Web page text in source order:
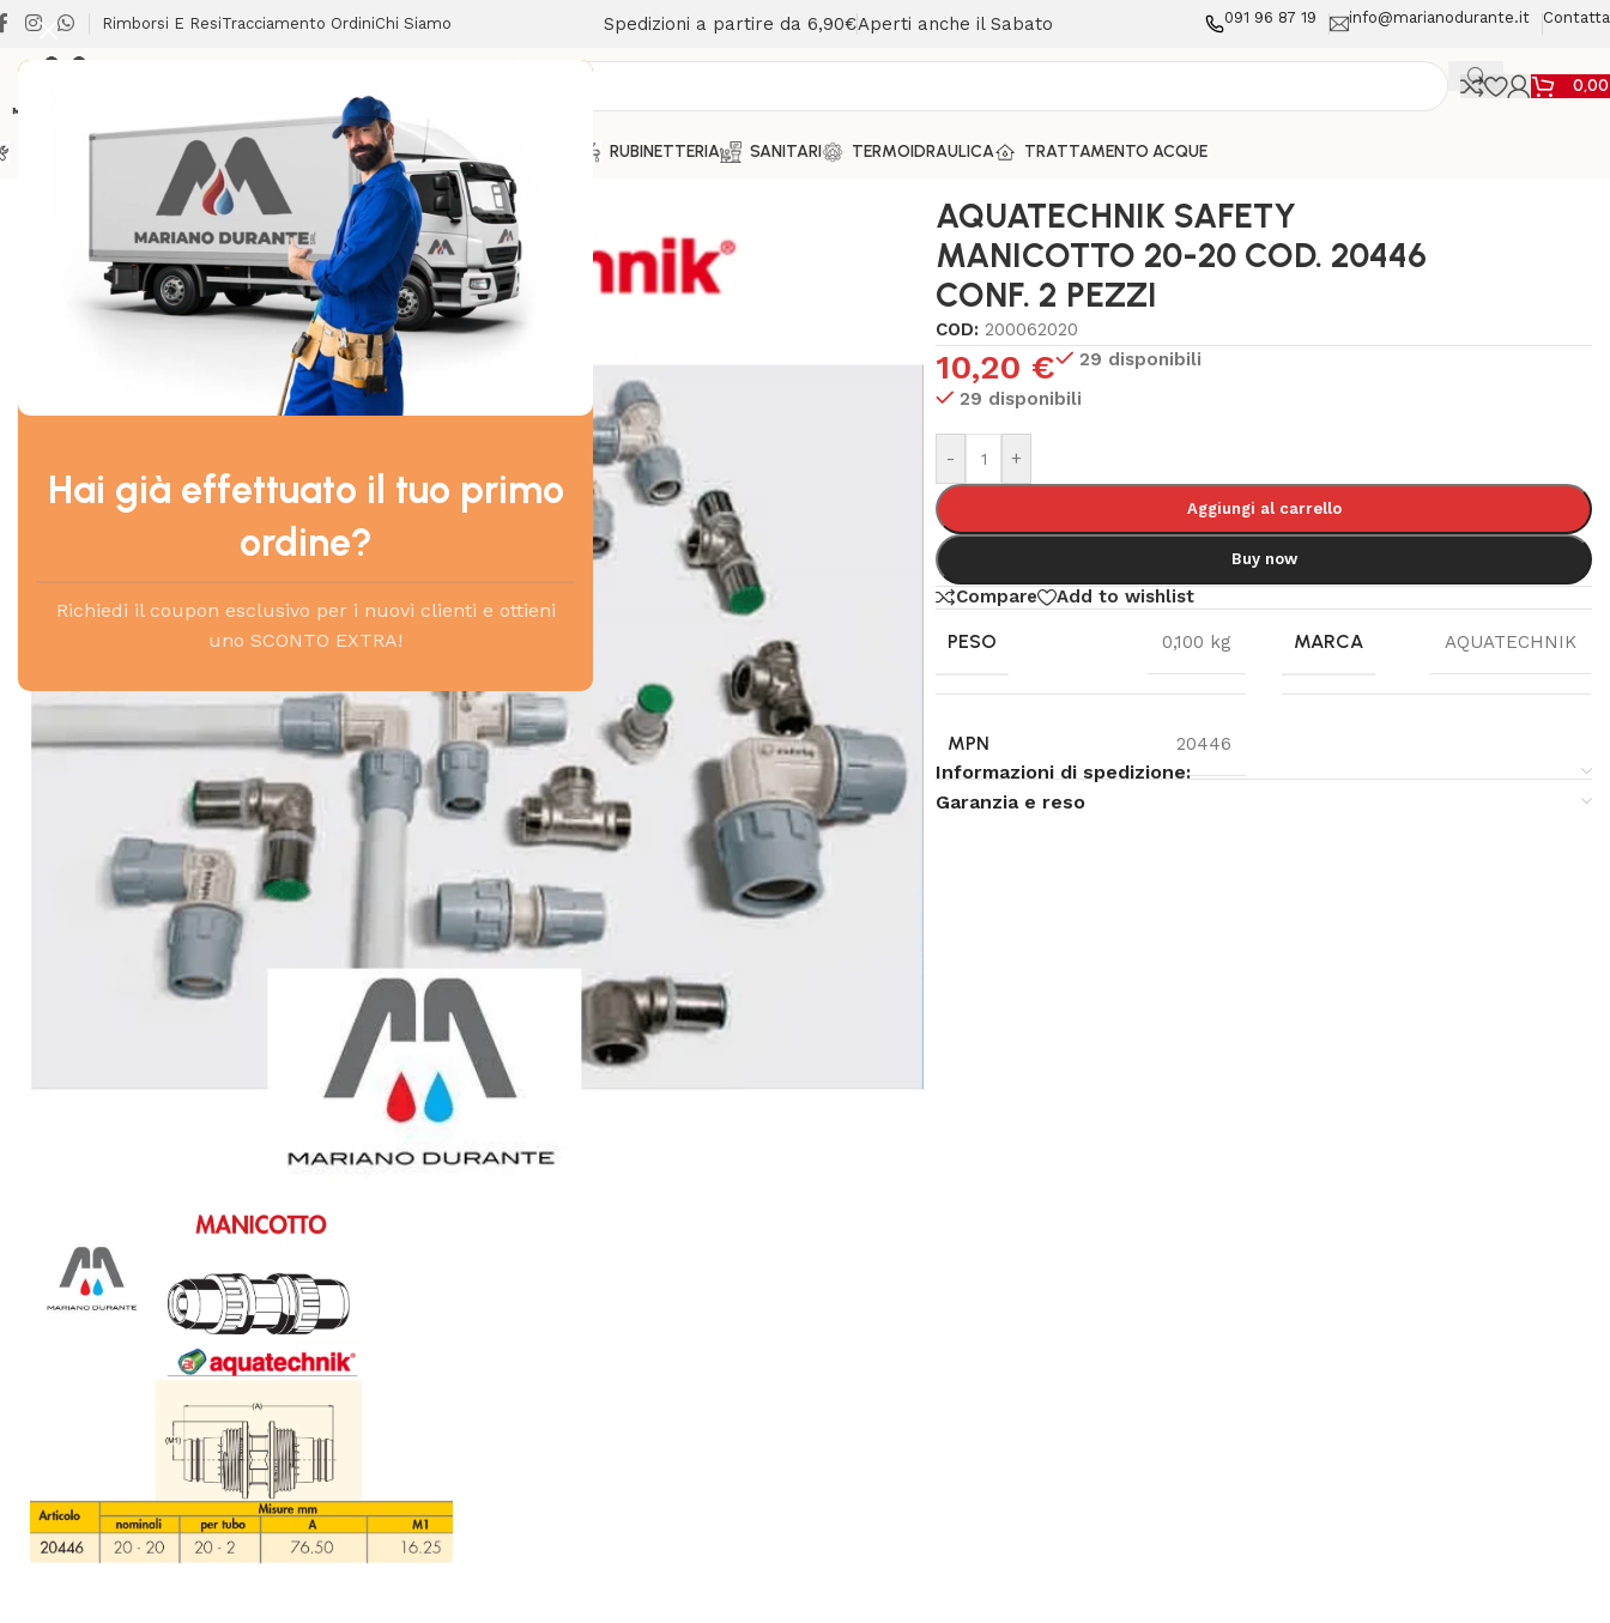
Hai già effettuato il tuo primo
ordine?
Richiedi il coupon esclusivo per i nuovi clienti e ottieni
uno SCONTO EXTRA!
Rimborsi E ResiTracciamento OrdiniChi Siamo Spedizioni a partire da 6,90€Aperti anche il Sabato 091 96 87 19 info@marianodurante.it
CLIMATIZZAZIONE LAVANDERIA RISCALDAMENTO RUBINETTERIA SANITARI TERMOIDRAULICA TRATTAMENTO ACQUE
TERMOIDRAULICA SAFETY AQUATECHNIK SAFETY MANICOTTO 20-20 COD. 20446 CONF. 2 PEZZI
AQUATECHNIK SAFETY
MANICOTTO 20-20 COD. 20446
CONF. 2 PEZZI
COD:200062020
10,20 €
29 disponibili
29 disponibili
- +
Aggiungi al carrello
Buy now
Compare Add to wishlist
PESO 0,100 kg MARCA AQUATECHNIK
MPN 20446
Informazioni di spedizione:
Garanzia e reso